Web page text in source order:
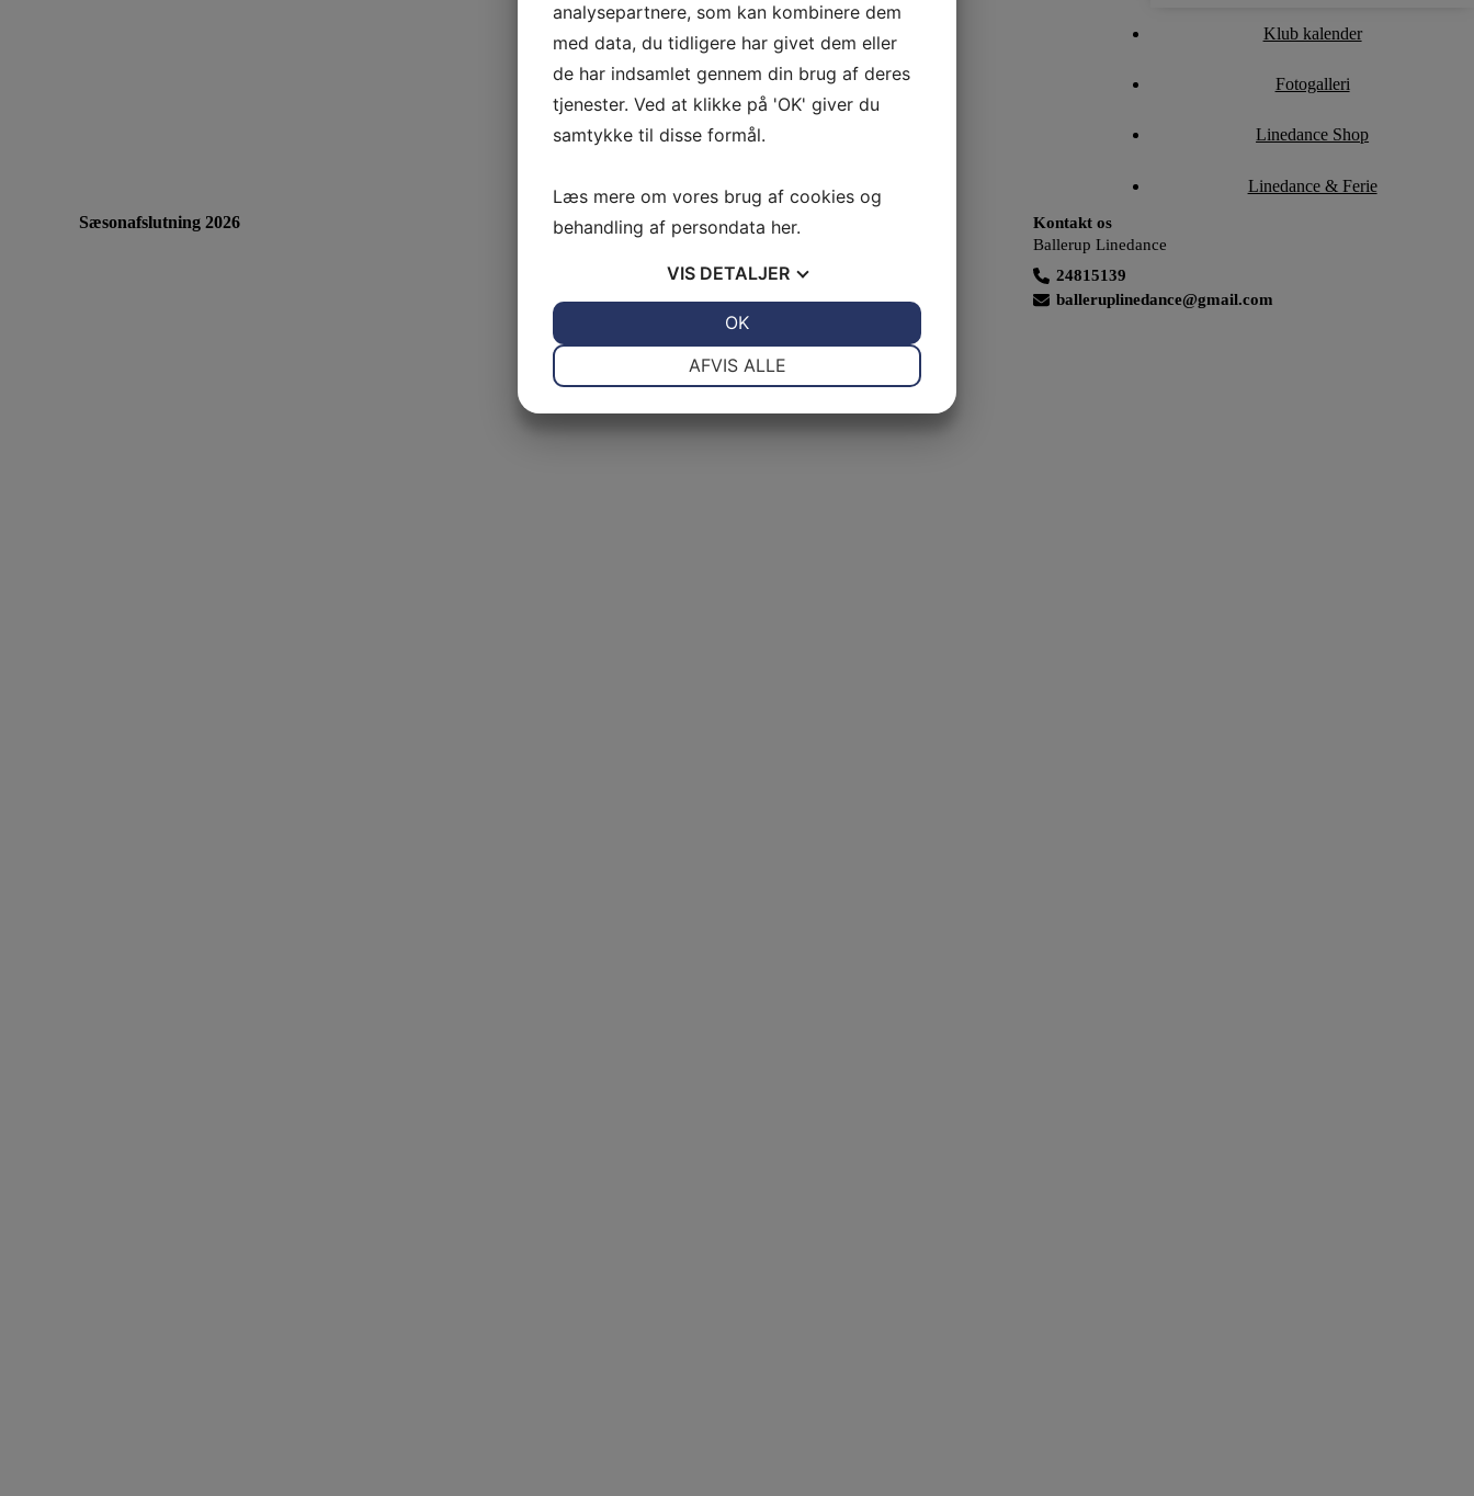
Klub kalender
Fotogalleri
Linedance Shop
Linedance & Ferie
Sæsonafslutning 2026
Kontakt os
Ballerup Linedance
24815139
balleruplinedance@gmail.com
analysepartnere, som kan kombinere dem
med data, du tidligere har givet dem eller
de har indsamlet gennem din brug af deres
tjenester. Ved at klikke på 'OK' giver du
samtykke til disse formål.
Læs mere om vores brug af cookies og
behandling af persondata her.
VIS DETALJER
AFVIS ALLE
OK